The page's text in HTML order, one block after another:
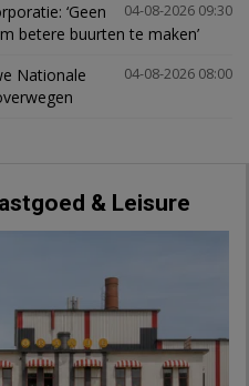
04-08-2026 09:30
‘Geen
betere buurten te maken’
04-08-2026 08:00
Nationale
& Leisure